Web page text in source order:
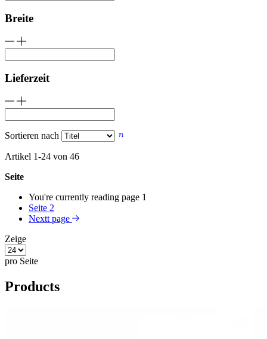
Breite
Lieferzeit
Sortieren nach
Artikel 1-24 von 46
Seite
You're currently reading page 1
Seite 2
Nextt page
Zeige
pro Seite
Products